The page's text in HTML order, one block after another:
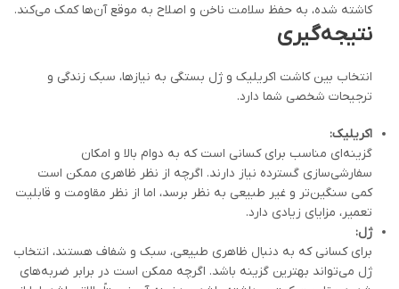
کاشته شده، به حفظ سلامت ناخن و اصلاح به موقع آن‌ها کمک می‌کند.
نتیجه‌گیری
انتخاب بین کاشت اکریلیک و ژل بستگی به نیازها، سبک زندگی و
ترجیحات شخصی شما دارد.
اکریلیک:
گزینه‌ای مناسب برای کسانی است که به دوام بالا و امکان
سفارشی‌سازی گسترده نیاز دارند. اگرچه از نظر ظاهری ممکن است
کمی سنگین‌تر و غیر طبیعی به نظر برسد، اما از نظر مقاومت و قابلیت
تعمیر، مزایای زیادی دارد.
ژل:
برای کسانی که به دنبال ظاهری طبیعی، سبک و شفاف هستند، انتخاب
ژل می‌تواند بهترین گزینه باشد. اگرچه ممکن است در برابر ضربه‌های